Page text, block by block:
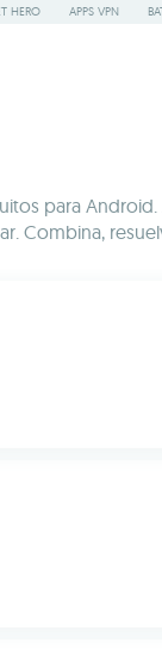
HERO APPS VPN
para
Combina,